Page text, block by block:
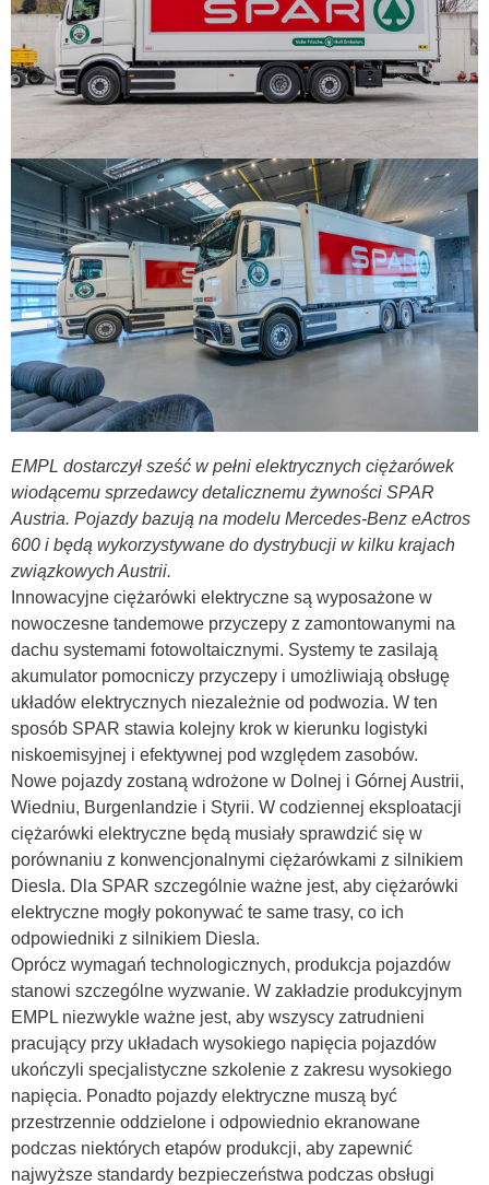
EMPL dostarczył sześć w pełni elektrycznych ciężarówek
wiodącemu sprzedawcy detalicznemu żywności SPAR
Austria. Pojazdy bazują na modelu Mercedes-Benz eActros
600 i będą wykorzystywane do dystrybucji w kilku krajach
związkowych Austrii.
Innowacyjne ciężarówki elektryczne są wyposażone w
nowoczesne tandemowe przyczepy z zamontowanymi na
dachu systemami fotowoltaicznymi. Systemy te zasilają
akumulator pomocniczy przyczepy i umożliwiają obsługę
układów elektrycznych niezależnie od podwozia. W ten
sposób SPAR stawia kolejny krok w kierunku logistyki
niskoemisyjnej i efektywnej pod względem zasobów.
Nowe pojazdy zostaną wdrożone w Dolnej i Górnej Austrii,
Wiedniu, Burgenlandzie i Styrii. W codziennej eksploatacji
ciężarówki elektryczne będą musiały sprawdzić się w
porównaniu z konwencjonalnymi ciężarówkami z silnikiem
Diesla. Dla SPAR szczególnie ważne jest, aby ciężarówki
elektryczne mogły pokonywać te same trasy, co ich
odpowiedniki z silnikiem Diesla.
Oprócz wymagań technologicznych, produkcja pojazdów
stanowi szczególne wyzwanie. W zakładzie produkcyjnym
EMPL niezwykle ważne jest, aby wszyscy zatrudnieni
pracujący przy układach wysokiego napięcia pojazdów
ukończyli specjalistyczne szkolenie z zakresu wysokiego
napięcia. Ponadto pojazdy elektryczne muszą być
przestrzennie oddzielone i odpowiednio ekranowane
podczas niektórych etapów produkcji, aby zapewnić
najwyższe standardy bezpieczeństwa podczas obsługi